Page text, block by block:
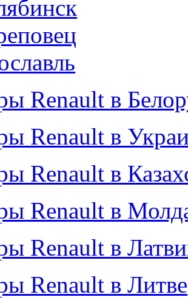
Renault в
Renault в
Renault в
Renault в
Renault в
Renault в Литве